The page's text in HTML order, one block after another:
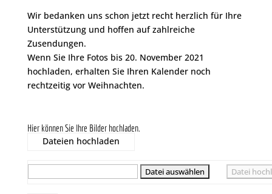
Wir bedanken uns schon jetzt recht herzlich für Ihre
Unterstützung und hoffen auf zahlreiche
Zusendungen.
Wenn Sie Ihre Fotos bis 20. November 2021
hochladen, erhalten Sie Ihren Kalender noch
rechtzeitig vor Weihnachten.
Hier können Sie Ihre Bilder hochladen.
Dateien hochladen